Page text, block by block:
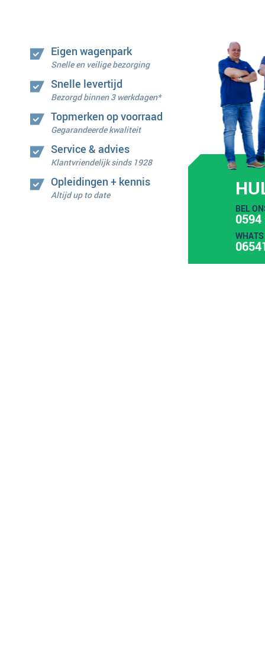
Eigen wagenpark
Snelle en veilige bezorging
Snelle levertijd
Bezorgd binnen 3 werkdagen*
Topmerken op voorraad
Gegarandeerde kwaliteit
Service & advies
Klantvriendelijk sinds 1928
Opleidingen + kennis
Altijd up to date
BEL
0594
WHATS